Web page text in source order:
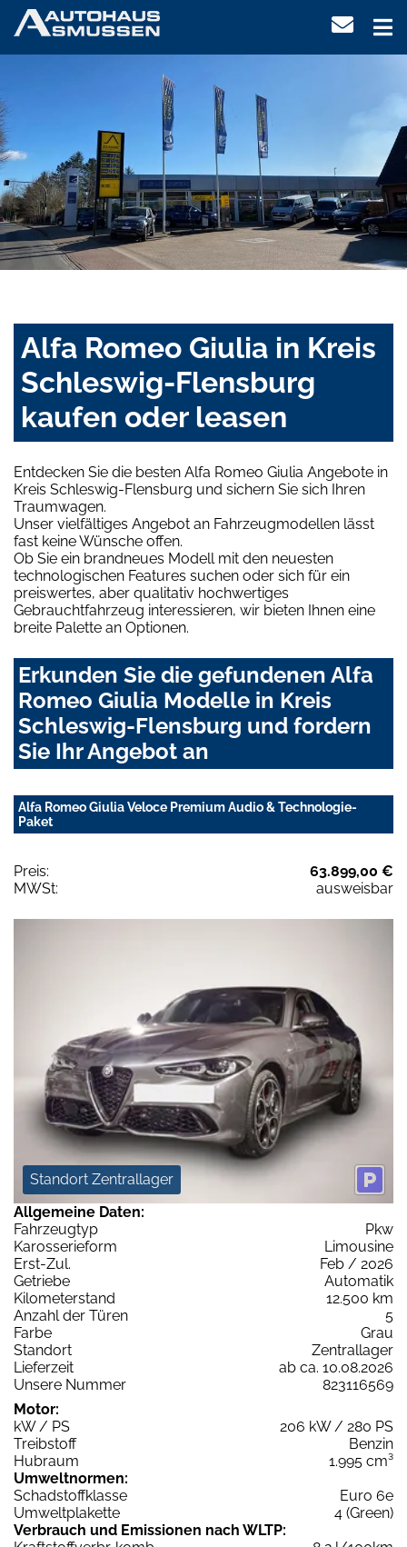
Alfa Romeo Giulia in Kreis
Schleswig-Flensburg
kaufen oder leasen
Entdecken Sie die besten Alfa Romeo Giulia Angebote in
Kreis Schleswig-Flensburg und sichern Sie sich Ihren
Traumwagen.
Unser vielfältiges Angebot an Fahrzeugmodellen lässt
fast keine Wünsche offen.
Ob Sie ein brandneues Modell mit den neuesten
technologischen Features suchen oder sich für ein
preiswertes, aber qualitativ hochwertiges
Gebrauchtfahrzeug interessieren, wir bieten Ihnen eine
breite Palette an Optionen.
Erkunden Sie die gefundenen Alfa
Romeo Giulia Modelle in Kreis
Schleswig-Flensburg und fordern
Sie Ihr Angebot an
Alfa Romeo Giulia Veloce Premium Audio & Technologie-
Paket
Preis:
63.899,00 €
MWSt:
ausweisbar
Standort Zentrallager
Allgemeine Daten:
Fahrzeugtyp
Pkw
Karosserieform
Limousine
Erst-Zul.
Feb / 2026
Getriebe
Automatik
Kilometerstand
12.500 km
Anzahl der Türen
5
Farbe
Grau
Standort
Zentrallager
Lieferzeit
ab ca. 10.08.2026
Unsere Nummer
823116569
Motor:
kW / PS
206 kW / 280 PS
Treibstoff
Benzin
Hubraum
1.995 cm³
Umweltnormen:
Schadstoffklasse
Euro 6e
Umweltplakette
4 (Green)
Verbrauch und Emissionen nach WLTP: